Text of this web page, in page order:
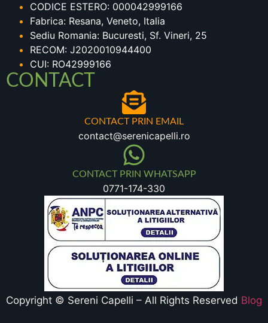
CODICE ESTERO: 000042999166
Fabrica: Resana, Veneto, Italia
Sediu Romania: Bucuresti, Sf. Vineri, 25
RECOM: J2020010944400
CUI: RO42999166
CONTACT
CONTACT PRIN EMAIL
contact@serenicapelli.ro
CONTACT PRIN WHATSAPP
0771-174-330
Copyright © Sereni Capelli – All Rights Reserved Blog